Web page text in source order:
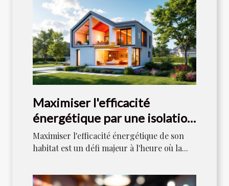
Maximiser l'efficacité
énergétique par une isolation
optimale ?
Maximiser l'efficacité énergétique de son
habitat est un défi majeur à l'heure où la...